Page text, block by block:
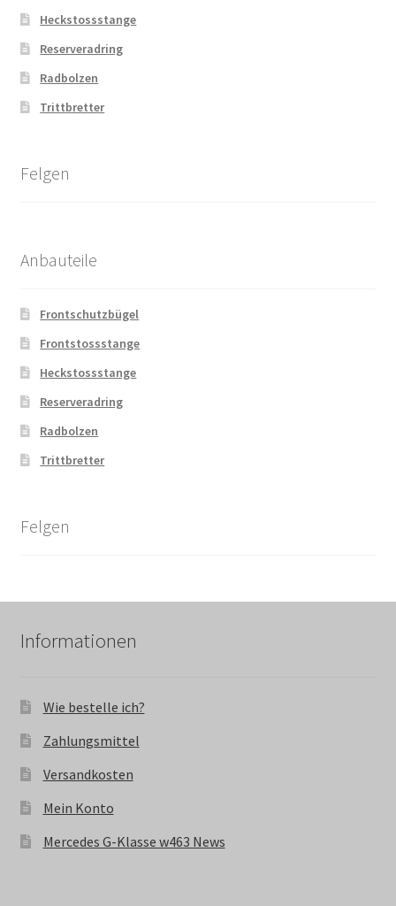
Heckstossstange
Reserveradring
Radbolzen
Trittbretter
Felgen
Anbauteile
Frontschutzbügel
Frontstossstange
Heckstossstange
Reserveradring
Radbolzen
Trittbretter
Felgen
Informationen
Wie bestelle ich?
Zahlungsmittel
Versandkosten
Mein Konto
Mercedes G-Klasse w463 News